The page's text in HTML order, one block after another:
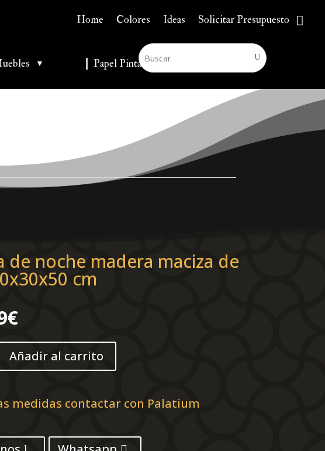
Home Colores Ideas Solicitar Presupuesto
▼ Papel Pintado ▼
de noche madera maciza de
cm
€
Añadir al carrito
medidas contactar con Palatium